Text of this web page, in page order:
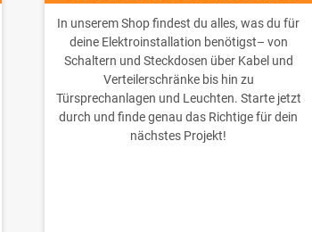
In unserem Shop findest du alles, was du für
deine Elektroinstallation benötigst– von
Schaltern und Steckdosen über Kabel und
Verteilerschränke bis hin zu
Türsprechanlagen und Leuchten. Starte jetzt
durch und finde genau das Richtige für dein
nächstes Projekt!